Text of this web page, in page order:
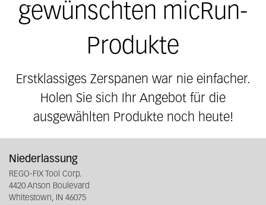
gewünschten micRun-
Produkte
Erstklassiges Zerspanen war nie einfacher.
Holen Sie sich Ihr Angebot für die
ausgewählten Produkte noch heute!
Niederlassung
REGO-FIX Tool Corp.
4420 Anson Boulevard
Whitestown, IN 46075